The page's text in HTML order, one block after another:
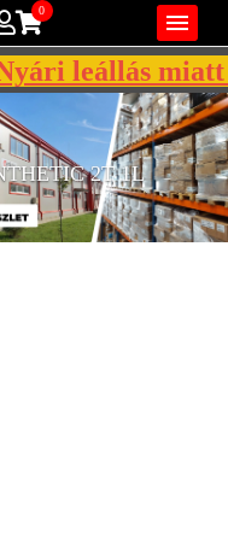

0
leállás miatt
2T 1L